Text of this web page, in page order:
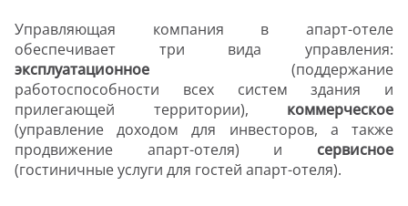
Управляющая компания в апарт-отеле
обеспечивает три вида управления:
эксплуатационное (поддержание
работоспособности всех систем здания и
прилегающей территории), коммерческое
(управление доходом для инвесторов, а также
продвижение апарт-отеля) и сервисное
(гостиничные услуги для гостей апарт-отеля).